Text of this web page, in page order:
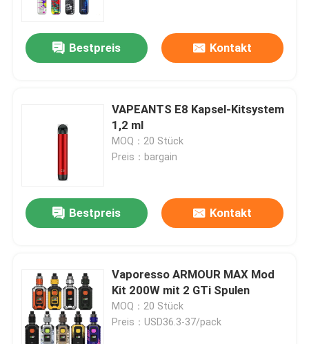
Bestpreis Kontakt
VAPEANTS E8 Kapsel-Kitsystem
1,2 ml
MOQ：20 Stück
Preis：bargain
Bestpreis Kontakt
Vaporesso ARMOUR MAX Mod
Kit 200W mit 2 GTi Spulen
MOQ：20 Stück
Preis：USD36.3-37/pack